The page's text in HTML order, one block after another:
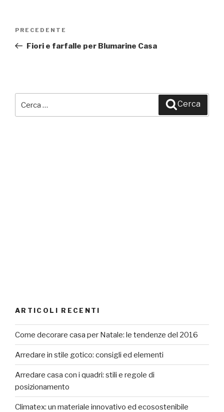
Articolo
precedente:
PRECEDENTE
Fiori e farfalle per Blumarine Casa
Cerca
ARTICOLI RECENTI
Come decorare casa per Natale: le tendenze del 2016
Arredare in stile gotico: consigli ed elementi
Arredare casa con i quadri: stili e regole di
posizionamento
Climatex: un materiale innovativo ed ecosostenibile